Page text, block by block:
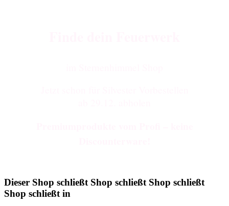
Dieser Shop schließt Shop schließt Shop schließt
Shop schließtin